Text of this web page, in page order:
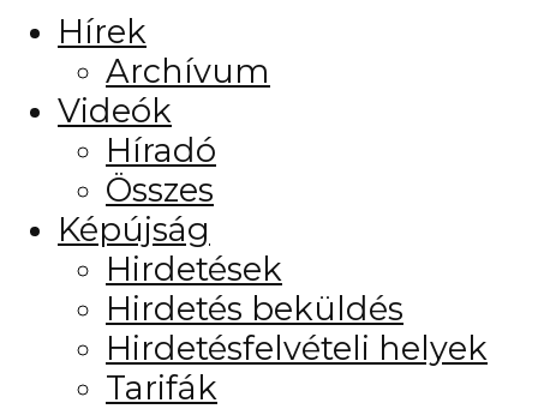
Hírek
Archívum
Videók
Híradó
Összes
Képújság
Hirdetések
Hirdetés beküldés
Hirdetésfelvételi helyek
Tarifák